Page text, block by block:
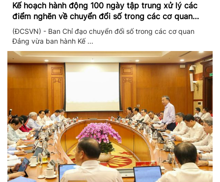
Kế hoạch hành động 100 ngày tập trung xử lý các
điểm nghẽn về chuyển đổi số trong các cơ quan
Đảng
(ĐCSVN) - Ban Chỉ đạo chuyển đổi số trong các cơ quan
Đảng vừa ban hành Kế ...